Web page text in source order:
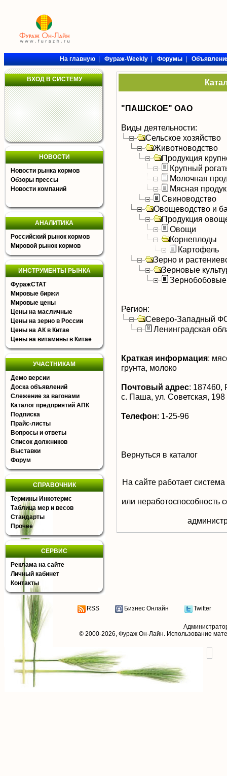
На главную|Фураж-Weekly|Форумы|
ВХОД В СИСТЕМУ
НОВОСТИ
Новости рынка кормов
Обзоры прессы
Новости компаний
АНАЛИТИКА
Российский рынок кормов
Мировой рынок кормов
ИНСТРУМЕНТЫ РЫНКА
ФуражСТАТ
Мировые биржи
Мировые цены
Цены на масличные
Цены на зерно в России
Цены на АК в Китае
Цены на витамины в Китае
УЧАСТНИКАМ
Демо версии
Доска объявлений
Слежение за вагонами
Каталог предприятий АПК
Подписка
Прайс-листы
Вопросы и ответы
Список должников
Выставки
Форум
СПРАВОЧНИК
Термины Инкотермс
Таблица мер и весов
Стандарты
Прочее
СЕРВИС
Реклама на сайте
Личный кабинет
Контакты
"ПАШСКОЕ" ОАО
Виды деятельности:
Сельское хозяйство
Животноводство
Продукция
Крупный
Молочная
Мясная
Свиноводство
Овощеводство и
Продукция
Овощи
Корнеплоды
Картофель
Зерно и
Зерновые
Зернобобовые
Регион:
Северо-Западный
Ленинградская
Краткая информация:
грунта, молоко
Почтовый адрес: 187460,
с. Паша, ул. Советская, 198
Телефон: 1-25-96
Вернуться в каталог
На сайте работает
или неработоспособность
RSS Бизнес Онлайн Twitter
© 2000-2026, Фураж Он-Лайн. Использование